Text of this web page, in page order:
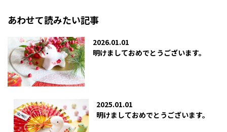
あわせて読みたい記事
2026.01.01
明けましておめでとうございます。
2025.01.01
明けましておめでとうございます。